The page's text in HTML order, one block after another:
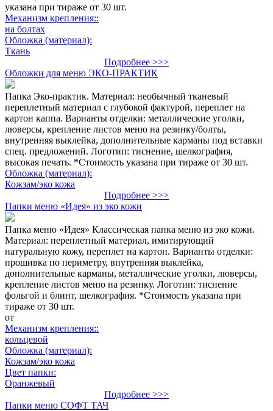
указана при тираже от 30 шт.
Механизм крепления::
на болтах
Обложка (материал):
Ткань
Подробнее >>>
Обложки для меню ЭКО-ПРАКТИК
Папка Эко-практик. Материал: необычный тканевый
переплетный материал с глубокой фактурой, переплет на
картон каппа. Варианты отделки: металлические уголки,
люверсы, крепление листов меню на резинку/болты,
внутренняя выклейка, дополнительные карманы под вставки
спец. предложений. Логотип: тиснение, шелкография,
высокая печать. *Стоимость указана при тираже от 30 шт.
Обложка (материал):
Кожзам/эко кожа
Подробнее >>>
Папки меню «Идея» из эко кожи
Папка меню «Идея» Классическая папка меню из эко кожи.
Материал: переплетный материал, имитирующий
натуральную кожу, переплет на картон. Варианты отделки:
прошивка по периметру, внутренняя выклейка,
дополнительные карманы, металлические уголки, люверсы,
крепление листов меню на резинку. Логотип: тиснение
фольгой и блинт, шелкография. *Стоимость указана при
тираже от 30 шт.
от
Механизм крепления::
кольцевой
Обложка (материал):
Кожзам/эко кожа
Цвет папки:
Оранжевый
Подробнее >>>
Папки меню СОФТ ТАЧ